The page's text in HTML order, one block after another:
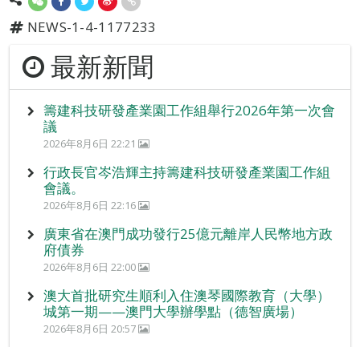
NEWS-1-4-1177233
最新新聞
籌建科技研發產業園工作組舉行2026年第一次會
議
2026年8月6日 22:21
行政長官岑浩輝主持籌建科技研發產業園工作組
會議。
2026年8月6日 22:16
廣東省在澳門成功發行25億元離岸人民幣地方政
府債券
2026年8月6日 22:00
澳大首批研究生順利入住澳琴國際教育（大學）
城第一期——澳門大學辦學點（德智廣場）
2026年8月6日 20:57